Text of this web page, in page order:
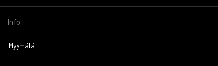
Info
Myymälät